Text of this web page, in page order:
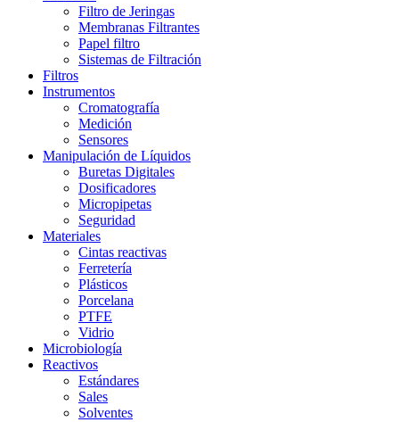
Filtro de Jeringas
Membranas Filtrantes
Papel filtro
Sistemas de Filtración
Filtros
Instrumentos
Cromatografía
Medición
Sensores
Manipulación de Líquidos
Buretas Digitales
Dosificadores
Micropipetas
Seguridad
Materiales
Cintas reactivas
Ferretería
Plásticos
Porcelana
PTFE
Vidrio
Microbiología
Reactivos
Estándares
Sales
Solventes